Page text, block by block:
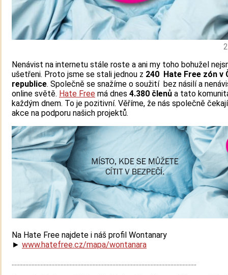
Nenávist na internetu stále roste a ani my toho bohužel
ušetřeni. Proto jsme se stali jednou z 240 Hate Free zón v
republice. Společně se snažíme o soužití bez násilí a
online světě. Hate Free má dnes 4.380 členů a tato
každým dnem. To je pozitivní. Věříme, že nás společně
akce na podporu našich projektů.
Na Hate Free najdete i náš profil Wontanary
► www.hatefree.cz/mapa/wontanara
.........................................................................................................................